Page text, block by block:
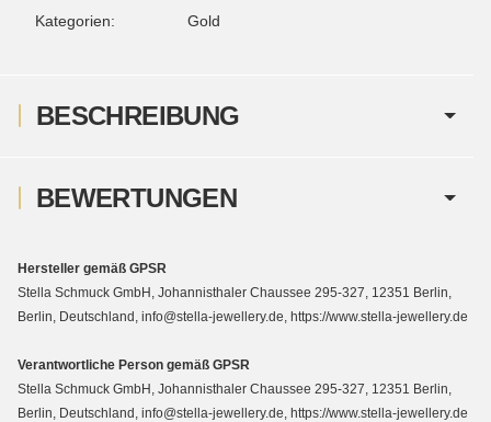
Kategorien: Gold
BESCHREIBUNG
BEWERTUNGEN
Hersteller gemäß GPSR
Stella Schmuck GmbH, Johannisthaler Chaussee 295-327, 12351 Berlin,
Berlin, Deutschland, info@stella-jewellery.de, https://www.stella-jewellery.de
Verantwortliche Person gemäß GPSR
Stella Schmuck GmbH, Johannisthaler Chaussee 295-327, 12351 Berlin,
Berlin, Deutschland, info@stella-jewellery.de, https://www.stella-jewellery.de